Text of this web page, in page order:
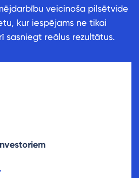
veicinoša pilsētvide
kur iespējams ne tikai
sasniegt reālus rezultātus.